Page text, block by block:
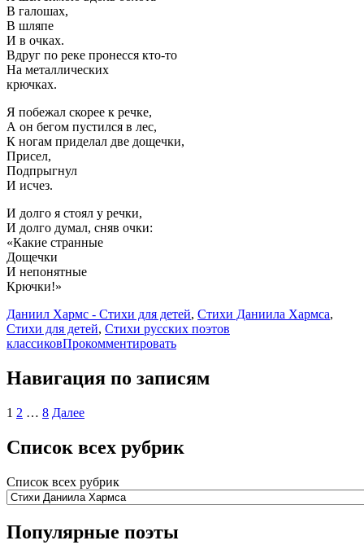
В галошах,
В шляпе
И в очках.
Вдруг по реке пронесся кто-то
На металлических
крючках.
Я побежал скорее к речке,
А он бегом пустился в лес,
К ногам приделал две дощечки,
Присел,
Подпрыгнул
И исчез.
И долго я стоял у речки,
И долго думал, сняв очки:
«Какие странные
Дощечки
И непонятные
Крючки!»
Даниил Хармс - Стихи для детей, Стихи Даниила Хармса,
Стихи для детей, Стихи русских поэтов
классиковПрокомментировать
Навигация по записям
1 2 … 8 Далее
Список всех рубрик
Список всех рубрик
Популярные поэты